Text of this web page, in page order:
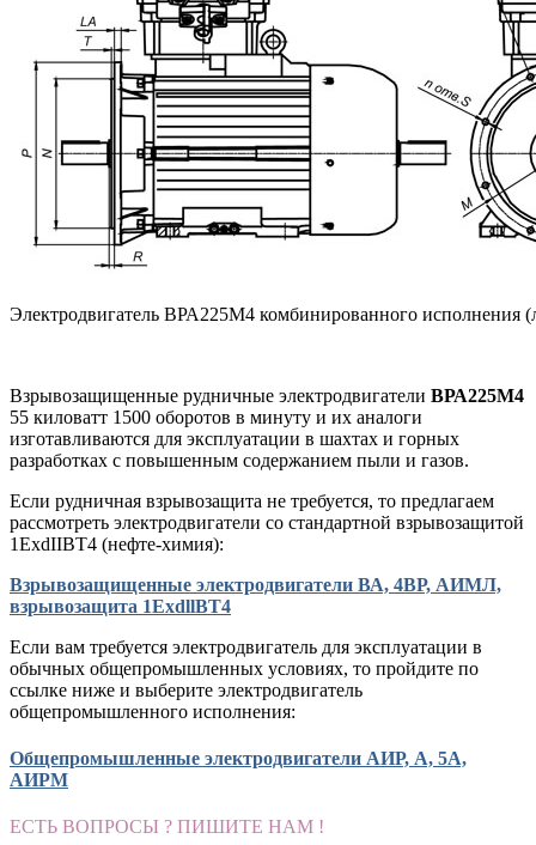
Электродвигатель ВРА225М4 комбинированного исполнения
Взрывозащищенные рудничные электродвигатели ВРА225М4
55 киловатт 1500 оборотов в минуту и их аналоги
изготавливаются для эксплуатации в шахтах и горных
разработках с повышенным содержанием пыли и газов.
Если рудничная взрывозащита не требуется, то предлагаем
рассмотреть электродвигатели со стандартной взрывозащитой
1ExdIIBT4 (нефте-химия):
Взрывозащищенные электродвигатели ВА, 4ВР, АИМЛ,
взрывозащита 1ExdllBT4
Если вам требуется электродвигатель для эксплуатации в
обычных общепромышленных условиях, то пройдите по
ссылке ниже и выберите электродвигатель
общепромышленного исполнения:
Общепромышленные электродвигатели АИР, А, 5А,
АИРМ
ЕСТЬ ВОПРОСЫ ? ПИШИТЕ НАМ !